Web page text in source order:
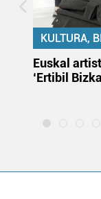
KULTURA,
Euskal
‘Ertibil